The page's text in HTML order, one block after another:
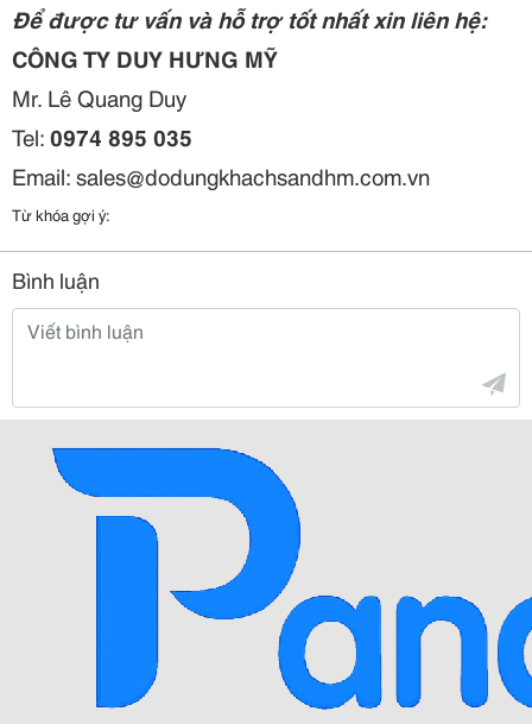
Để được tư vấn và hỗ trợ tốt nhất xin liên hệ:
CÔNG TY DUY HƯNG MỸ
Mr. Lê Quang Duy
Tel:0974 895 035
Email: sales@dodungkhachsandhm.com.vn
Từ khóa gợi ý:
Bình luận